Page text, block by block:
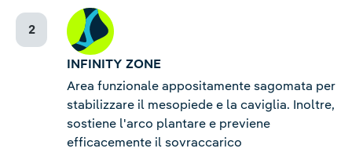
INFINITY ZONE
Area funzionale appositamente sagomata per
stabilizzare il mesopiede e la caviglia. Inoltre,
sostiene l'arco plantare e previene
efficacemente il sovraccarico